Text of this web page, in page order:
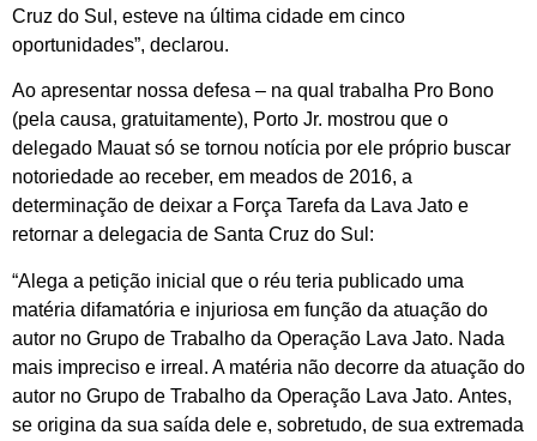
Cruz do Sul, esteve na última cidade em cinco
oportunidades”, declarou.
Ao apresentar nossa defesa – na qual trabalha Pro Bono
(pela causa, gratuitamente), Porto Jr. mostrou que o
delegado Mauat só se tornou notícia por ele próprio buscar
notoriedade ao receber, em meados de 2016, a
determinação de deixar a Força Tarefa da Lava Jato e
retornar a delegacia de Santa Cruz do Sul:
“Alega a petição inicial que o réu teria publicado uma
matéria difamatória e injuriosa em função da atuação do
autor no Grupo de Trabalho da Operação Lava Jato. Nada
mais impreciso e irreal. A matéria não decorre da atuação do
autor no Grupo de Trabalho da Operação Lava Jato. Antes,
se origina da sua saída dele e, sobretudo, de sua extremada